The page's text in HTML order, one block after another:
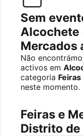
Sem
Alcochete
Mercados
Não
activos em
categoria
neste momento.
Feiras e
Distrito de